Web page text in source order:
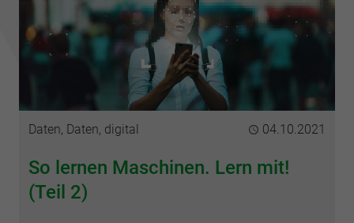
Kategorie
Daten, Daten, digital Publiziert
04.10.2021
So lernen Maschinen. Lern mit!
(Teil 2)